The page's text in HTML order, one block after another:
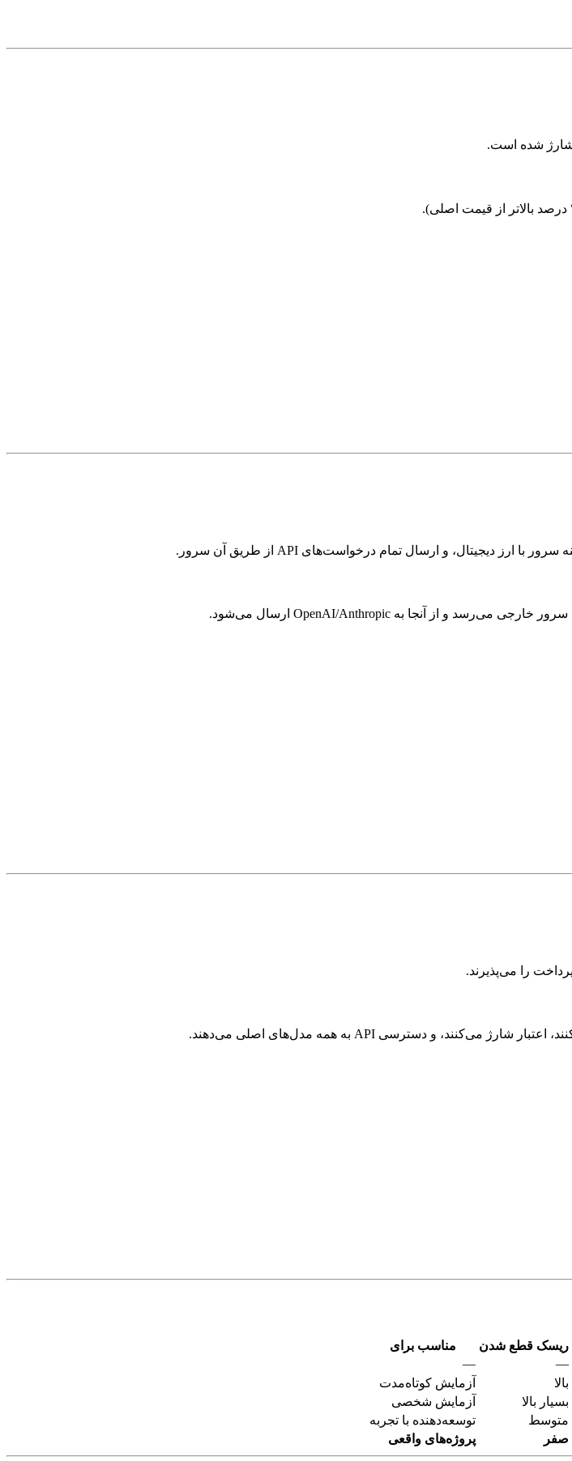
ریسک قطع شدن
مناسب برای
—
—
بالا
آزمایش کوتاه‌مدت
بسیار بالا
آزمایش شخصی
متوسط
توسعه‌دهنده با تجربه
صفر پروژه‌های واقعی